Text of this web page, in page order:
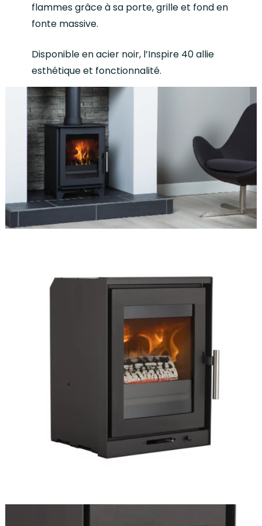
flammes grâce à sa porte, grille et fond en
fonte massive.
Disponible en acier noir, l’Inspire 40 allie
esthétique et fonctionnalité.